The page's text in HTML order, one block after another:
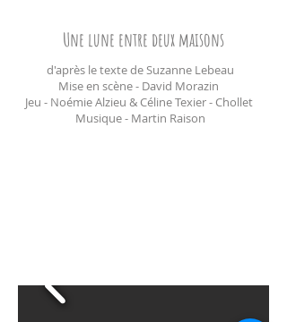
Une lune entre deux maisons
d'après le texte de Suzanne Lebeau
Mise en scène - David Morazin
Jeu - Noémie Alzieu & Céline Texier - Chollet
Musique - Martin Raison